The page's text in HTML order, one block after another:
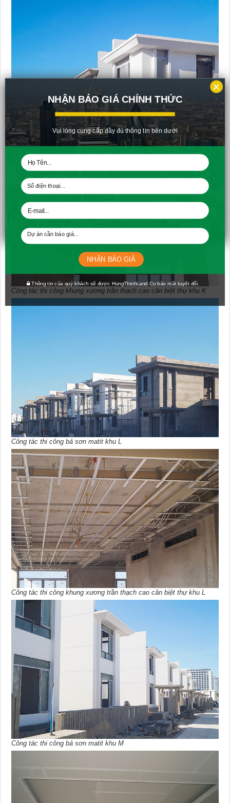
Công tác thi công bả sơn matit khu K
Công tác thi công khung xương trần thạch cao căn biệt thự khu K
Công tác thi công bả sơn matit khu L
Công tác thi công khung xương trần thạch cao căn biệt thự khu L
Công tác thi công bả sơn matit khu M
NHẬN BÁO GIÁ CHÍNH THỨC
Vui lòng cung cấp đầy đủ thông tin bên dưới
Thông tin của quý khách sẽ được HungThinhLand.Co bảo mật tuyệt đối.
NHẬN BÁO GIÁ
×